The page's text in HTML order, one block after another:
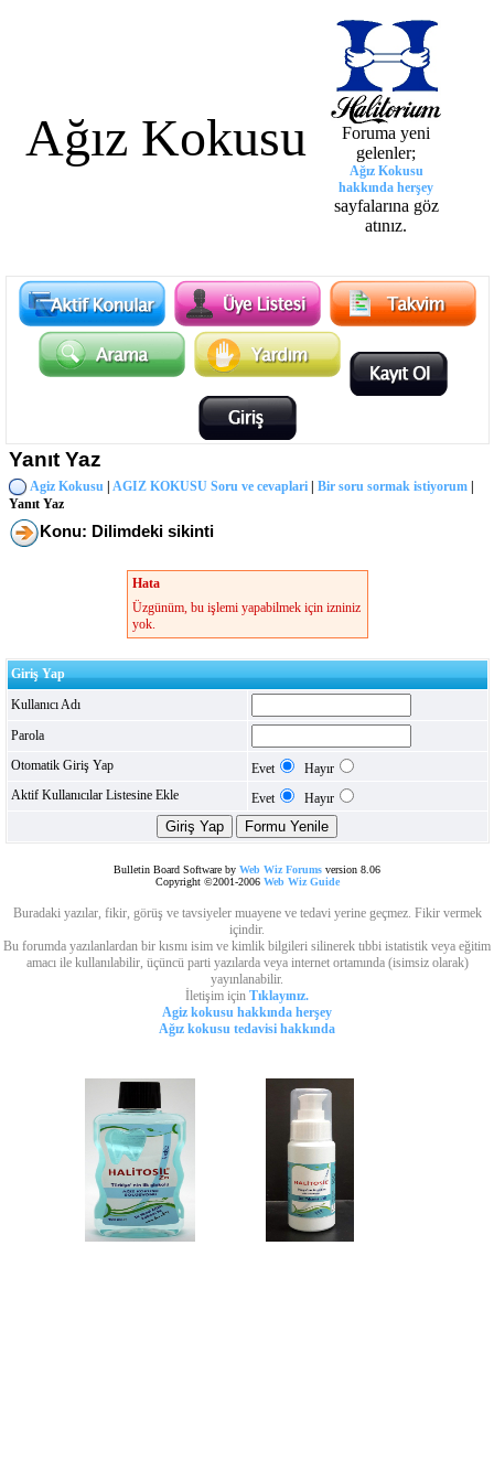
Ağız Kokusu
Foruma yeni
gelenler;
Ağız Kokusu
hakkında herşey
sayfalarına göz
atınız.
Yanıt Yaz
Agiz Kokusu| AGIZ KOKUSU Soru ve cevaplari| Bir soru sormak istiyorum|
Yanıt Yaz
Konu: Dilimdeki sikinti
Hata
Üzgünüm, bu işlemi yapabilmek için izniniz
yok.
Giriş Yap
Kullanıcı Adı
Parola
Otomatik Giriş Yap
Evet
Hayır
Aktif Kullanıcılar Listesine Ekle
Evet Hayır
Bulletin Board Software by Web Wiz Forums version 8.06
Copyright ©2001-2006 Web Wiz Guide
Buradaki yazılar, fikir, görüş ve tavsiyeler muayene ve tedavi yerine geçmez. Fikir vermek
içindir.
Bu forumda yazılanlardan bir kısmı isim ve kimlik bilgileri silinerek tıbbi istatistik veya eğitim
amacı ile kullanılabilir, üçüncü parti yazılarda veya internet ortamında (isimsiz olarak)
yayınlanabilir.
İletişim için Tıklayınız.
Agiz kokusu hakkında herşey
Ağız kokusu tedavisi hakkında